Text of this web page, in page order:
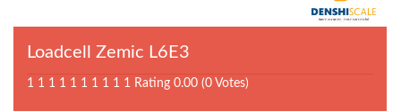
Loadcell Zemic L6E3
1 1 1 1 1 1 1 1 1 1 Rating 0.00 (0 Votes)